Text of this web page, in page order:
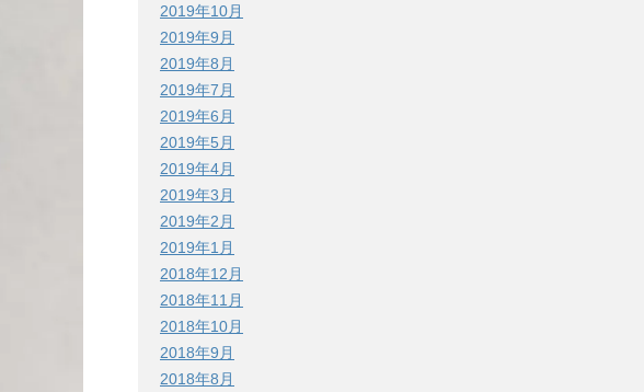
2019年10月
2019年9月
2019年8月
2019年7月
2019年6月
2019年5月
2019年4月
2019年3月
2019年2月
2019年1月
2018年12月
2018年11月
2018年10月
2018年9月
2018年8月